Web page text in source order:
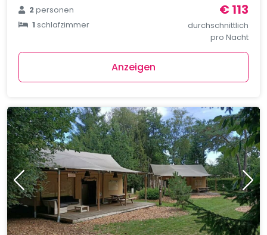
2personen
1schlafzimmer
€ 113
durchschnittlich
pro Nacht
Anzeigen